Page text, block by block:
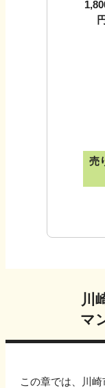
円
売
川
マ
この章では、 川